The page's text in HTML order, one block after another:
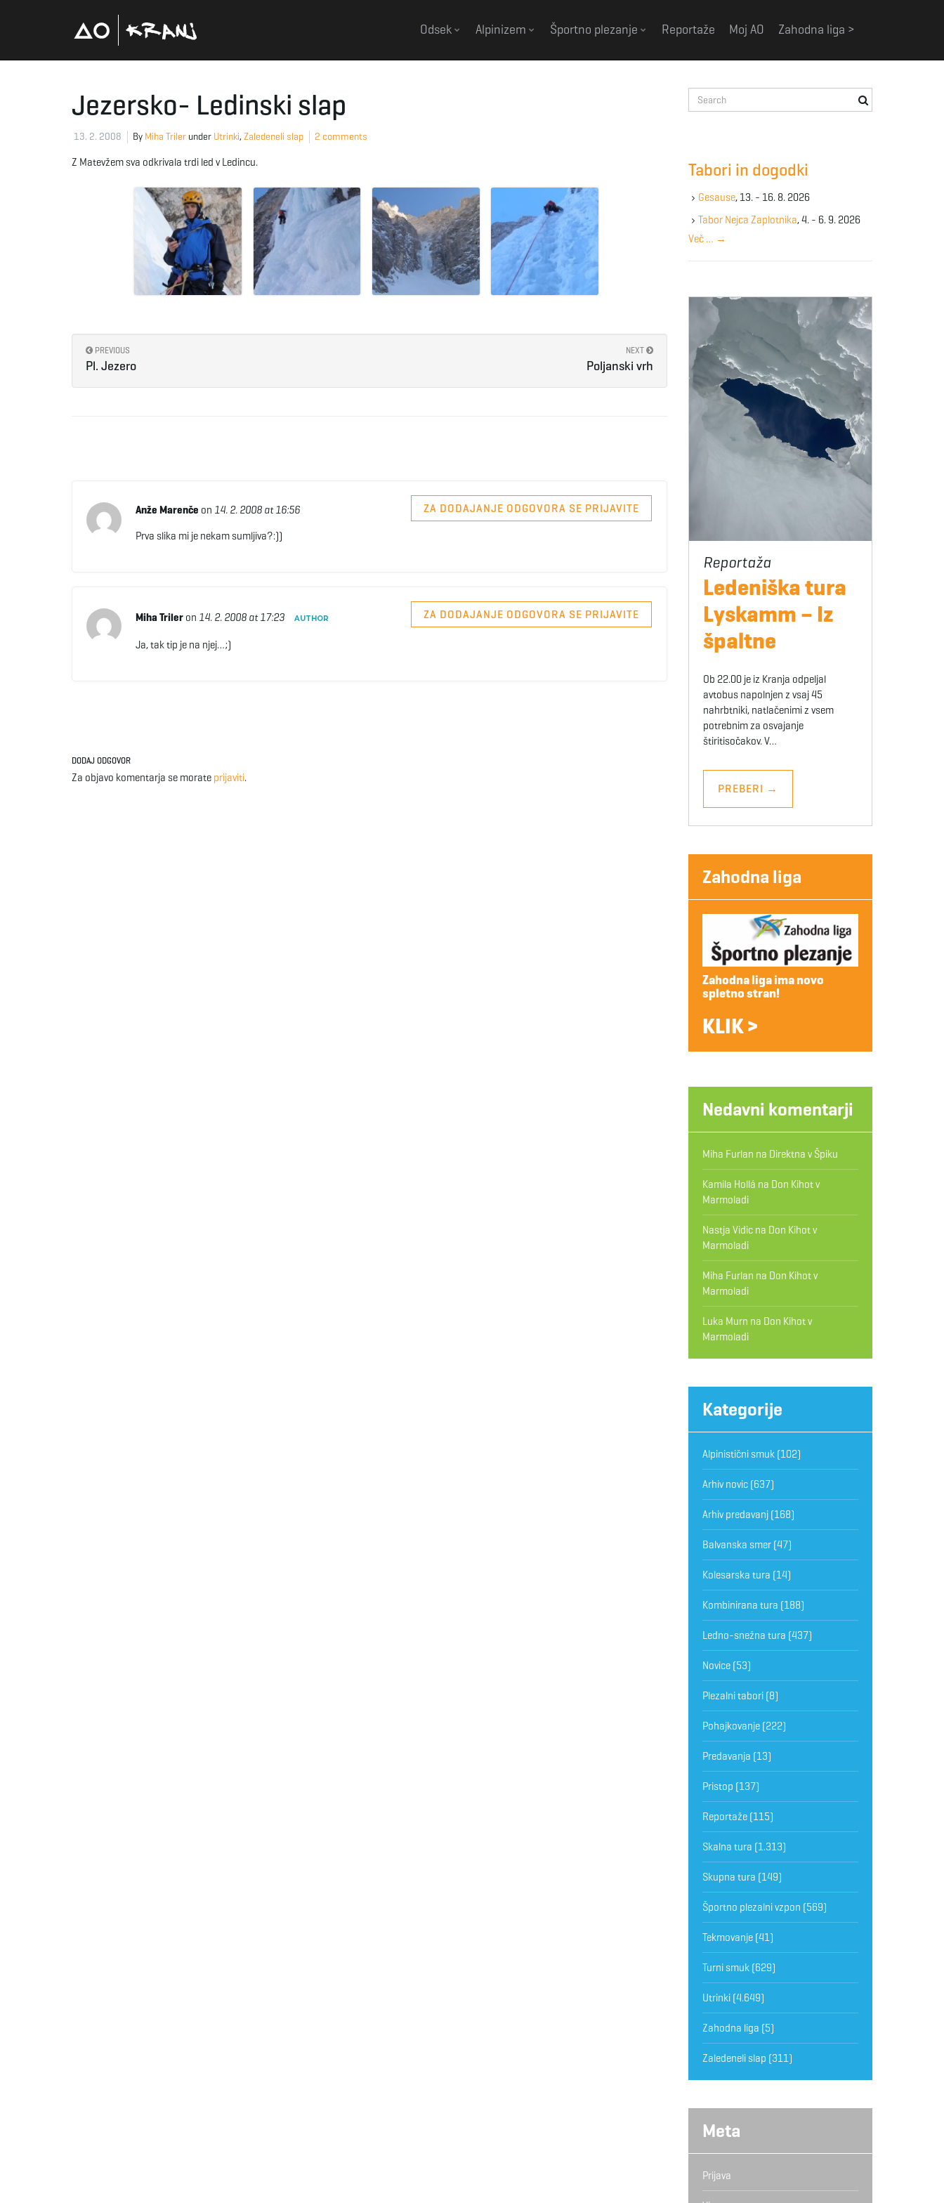
Odsek Alpinizem Športno plezanje Reportaže Moj AO Zahodna liga >
Jezersko- Ledinski slap
13. 2. 2008 By Miha Triler under Utrinki, Zaledeneli slap 2 comments
Z Matevžem sva odkrivala trdi led v Ledincu.
PREVIOUS
Pl. Jezero
NEXT
Poljanski vrh
Anže Marenče on 14. 2. 2008 at 16:56 ZA DODAJANJE ODGOVORA SE PRIJAVITE
Prva slika mi je nekam sumljiva?:))
Miha Trileron 14. 2. 2008 at 17:23 AUTHOR ZA DODAJANJE ODGOVORA SE PRIJAVITE
Ja, tak tip je na njej…;)
DODAJ ODGOVOR
Za objavo komentarja se morate prijaviti.
e
e
y
w
r
Tabori in dogodki
Gesause, 13. - 16. 8. 2026
Tabor Nejca Zaplotnika, 4. - 6. 9. 2026
Več … →
Ledeniška tura
Lyskamm – Iz
špaltne
Ob 22.00 je iz Kranja odpeljal
avtobus napolnjen z vsaj 45
nahrbtniki, natlačenimi z vsem
potrebnim za osvajanje
štiritisočakov. V…
PREBERI →
Zahodna liga
Zahodna liga ima novo
spletno stran!
KLIK >
Nedavni komentarji
Miha Furlan na Direktna v Špiku
Kamila Hollá na Don Kihot v
Marmoladi
Nastja Vidicna Don Kihot v
Marmoladi
Miha Furlan na Don Kihot v
Marmoladi
Luka Murn na Don Kihot v
Marmoladi
Kategorije
Alpinistični smuk(102)
Arhiv novic(637)
Arhiv predavanj(168)
Balvanska smer(47)
Kolesarska tura (14)
Kombinirana tura (188)
Ledno-snežna tura (437)
Novice(53)
Plezalni tabori(8)
Pohajkovanje(222)
Predavanja (13)
Pristop (137)
Reportaže(115)
Skalna tura (1.313)
Skupna tura (149)
Športno plezalni vzpon (569)
Tekmovanje(41)
Turni smuk(629)
Utrinki(4.649)
Zahodna liga (5)
Zaledeneli slap (311)
Meta
Prijava